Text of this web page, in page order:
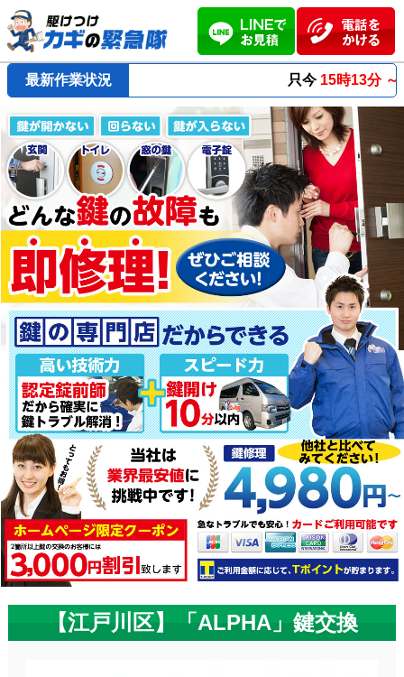
最新作業状況 15時13分 ～最短23分で到着
【江戸川区】「ALPHA」鍵交換